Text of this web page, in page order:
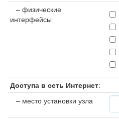
– физические
интерфейсы
Доступа в сеть Интернет:
– место установки узла